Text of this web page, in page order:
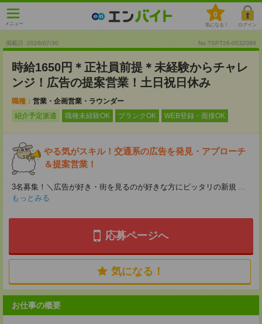
メニュー
0
気になる！ ログイン
掲載日 :2026/07/30 No.TSPT26-0532089
時給1650円＊正社員前提＊未経験からチャレ
ンジ！広告の提案営業！土日祝日休み
職種： 営業・企画営業・ラウンダー
紹介予定派遣
職種未経験OK ブランクOK WEB登録・面接OK
やる気がスキル！交通系の広告を発見・アプローチ
＆提案営業！
3名募集！＼広告が好き・街を見るのが好きな方にピッタリの新規 ...
もっとみる
応募ページへ
気になる！
お仕事の概要